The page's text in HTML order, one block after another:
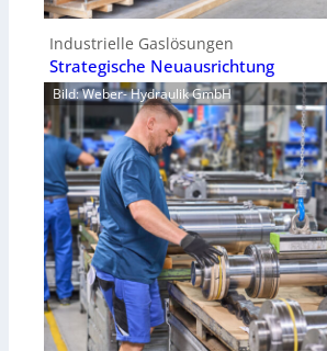
Industrielle Gaslösungen
Strategische Neuausrichtung
Bild: Weber- Hydraulik GmbH